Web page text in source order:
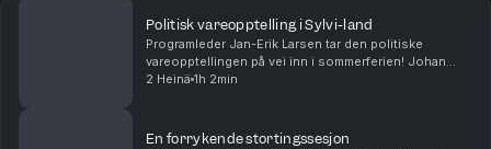
Politisk vareopptelling i Sylvi-land
Programleder Jan-Erik Larsen tar den politiske
vareopptellingen på vei inn i sommerferien! Johan
Giertsen fra Pollofpolls oppsummerer status på
2 Heinä 1h 2min
En forrykende stortingssesjon